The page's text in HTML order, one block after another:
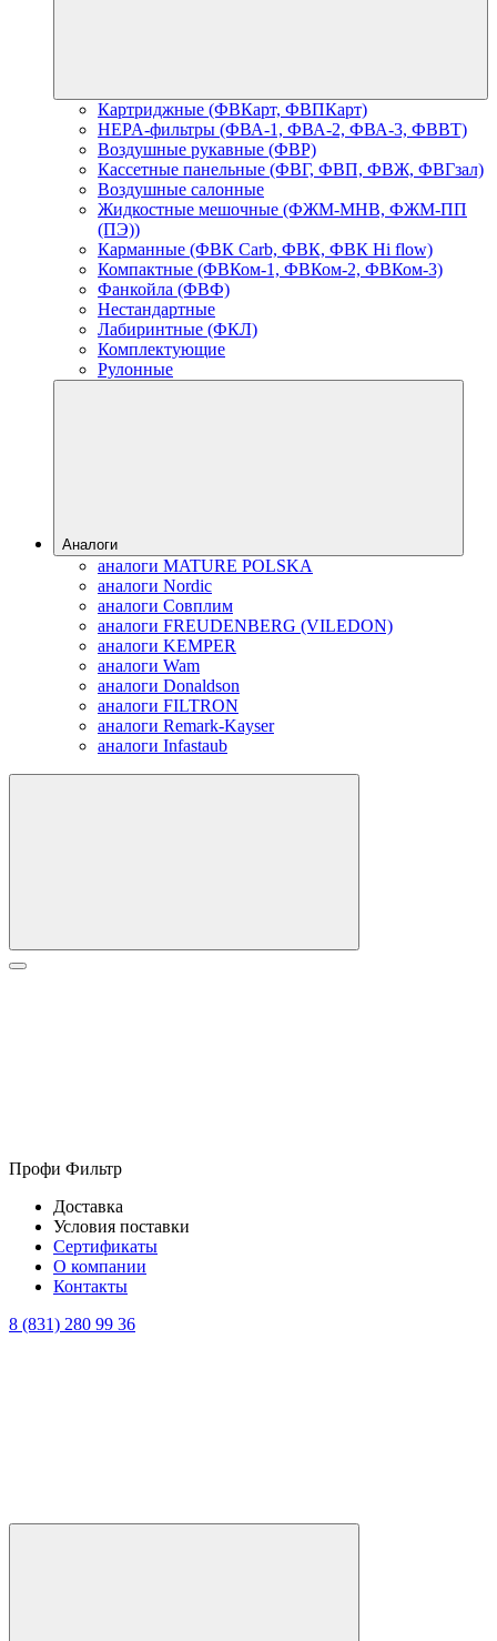
Картриджные (ФВКарт, ФВПКарт)
HEPA-фильтры (ФВА-1, ФВА-2, ФВА-3, ФВВТ)
Воздушные рукавные (ФВР)
Кассетные панельные (ФВГ, ФВП, ФВЖ, ФВГзал)
Воздушные салонные
Жидкостные мешочные (ФЖМ-МНВ, ФЖМ-ПП
(ПЭ))
Карманные (ФВК Carb, ФВК, ФВК Hi flow)
Компактные (ФВКом-1, ФВКом-2, ФВКом-3)
Фанкойла (ФВФ)
Нестандартные
Лабиринтные (ФКЛ)
Комплектующие
Рулонные
Аналоги
аналоги MATURE POLSKA
аналоги Nordic
аналоги Совплим
аналоги FREUDENBERG (VILEDON)
аналоги KEMPER
аналоги Wam
аналоги Donaldson
аналоги FILTRON
аналоги Remark-Kayser
аналоги Infastaub
Профи Фильтр
Доставка
Условия поставки
Сертификаты
О компании
Контакты
8 (831) 280 99 36